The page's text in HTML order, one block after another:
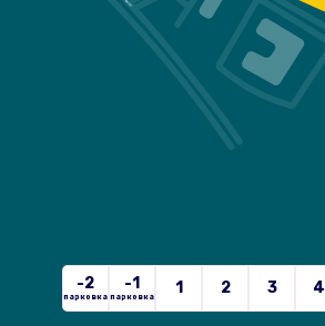
4
3
2
1
-1
парковка
-2
парковка